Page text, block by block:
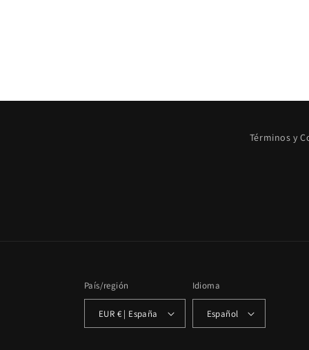
Términos y
País/región
EUR € | España
Idioma
Español